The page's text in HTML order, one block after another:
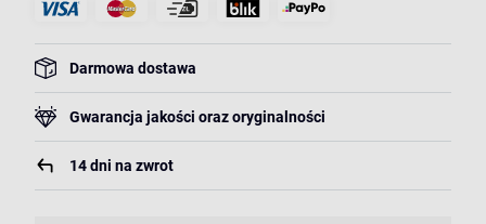
Darmowa dostawa
Gwarancja jakości oraz oryginalności
14 dni na zwrot